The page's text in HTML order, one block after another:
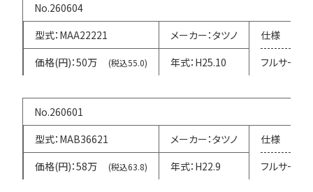
260604
50万 (税込55.0)
タツノ
H25.10
MAA22221
フルサービ
260601
58万 (税込63.8)
タツノ
H22.9
MAB36621
フルサービ